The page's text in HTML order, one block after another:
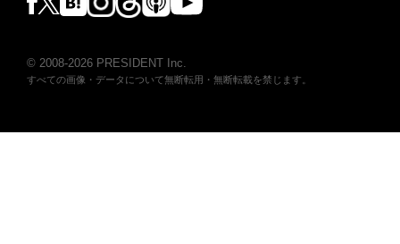
© 2008-2026 PRESIDENT Inc.
すべての画像・データについて無断転用・無断転載を禁じます。